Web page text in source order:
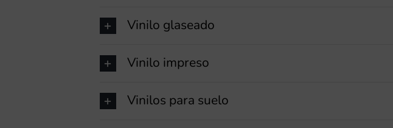
Vinilo glaseado
Vinilo impreso
Vinilos para suelo